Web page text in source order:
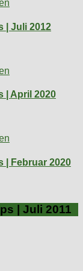
| Juli 2012
| April 2020
| Februar 2020
| Juli 2011